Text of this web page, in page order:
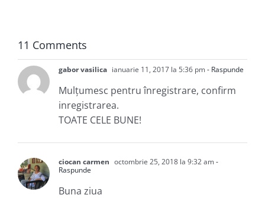
11 Comments
gabor vasilica ianuarie 11, 2017 la 5:36 pm- Raspunde
Mulțumesc pentru înregistrare, confirm
inregistrarea.
TOATE CELE BUNE!
ciocan carmen octombrie 25, 2018 la 9:32 am-
Raspunde
Buna ziua